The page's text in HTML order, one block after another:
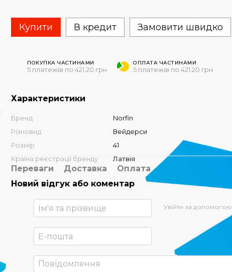
Купити В кредит Замовити швидко
ПОКУПКА ЧАСТИНАМИ
5 платежів по 421.20 грн
ОПЛАТА ЧАСТИНАМИ
5 платежів по 421.20 грн
Характеристики
Бренд
Norfin
Різновид
Вейдерси
Розмір
41
Країна реєстрації бренду
Латвія
Переваги Доставка
Оплата
Новий відгук або коментар
Увійти за допомогою